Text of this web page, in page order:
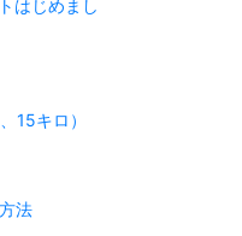
はじめまし
15キロ）
法